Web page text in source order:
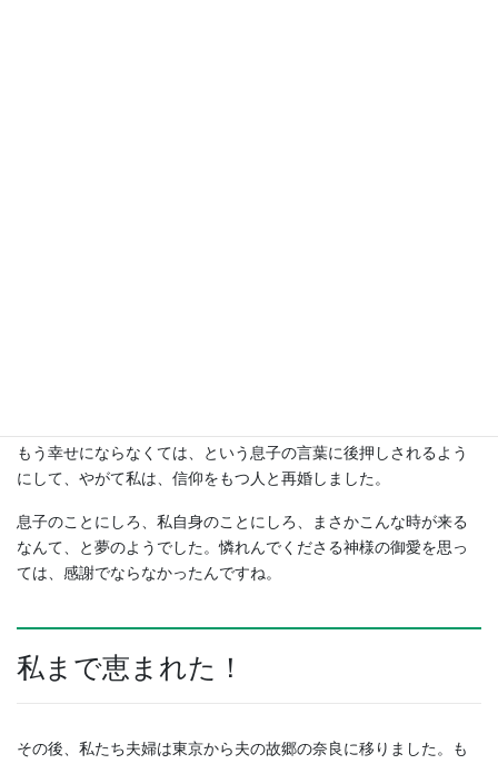
もう幸せにならなくては、という息子の言葉に後押しされるよう
にして、やがて私は、信仰をもつ人と再婚しました。
息子のことにしろ、私自身のことにしろ、まさかこんな時が来る
なんて、と夢のようでした。憐れんでくださる神様の御愛を思っ
ては、感謝でならなかったんですね。
私まで恵まれた！
その後、私たち夫婦は東京から夫の故郷の奈良に移りました。も